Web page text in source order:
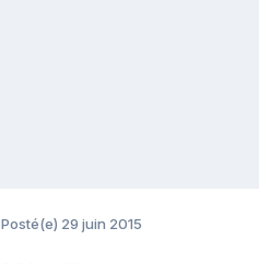
Posté(e) 29 juin 2015